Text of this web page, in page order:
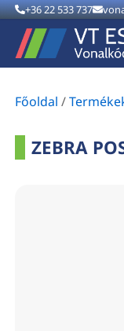
+36 22 533 737
Főoldal /
ZEBRA